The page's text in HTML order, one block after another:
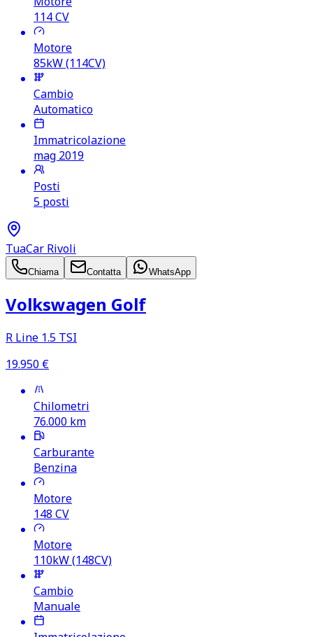
114CV
Motore
85kW (114CV)
Cambio
Automatico
Immatricolazione
mag 2019
Posti
5 posti
TuaCar Rivoli
Chiama Contatta WhatsApp
Volkswagen Golf
R Line 1.5 TSI
19.950 €
Chilometri
76.000 km
Carburante
Benzina
Motore
148 CV
Motore
110kW (148CV)
Cambio
Manuale